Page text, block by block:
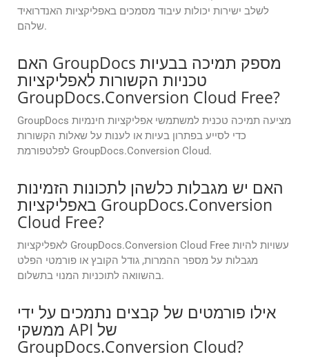
לשלב ישירות יכולות עיבוד מסמכים באפליקציות האנדרואיד
שלהם.
האם GroupDocs מספק תמיכה בבעיות
טכניות הקשורות לאפליקציות
GroupDocs.Conversion Cloud Free?
GroupDocs מציעה תמיכה טכנית למשתמשי אפליקציות חינמיות
כדי לסייע בפתרון בעיות או לענות על שאלות הקשורות
לפלטפורמת GroupDocs.Conversion Cloud.
האם יש מגבלות כלשהן לתכונות הזמינות
באפליקציות GroupDocs.Conversion
Cloud Free?
לאפליקציות GroupDocs.Conversion Cloud Free עשויות להיות
מגבלות על מספר ההמרות, גודל הקובץ או פורמטי הפלט
בהשוואה לתוכניות המנוי בתשלום.
אילו פורמטים של קבצים נתמכים על ידי
ממשקי API של
GroupDocs.Conversion Cloud?